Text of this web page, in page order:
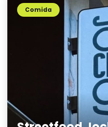
Comida